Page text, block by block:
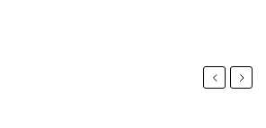
PreviousNext